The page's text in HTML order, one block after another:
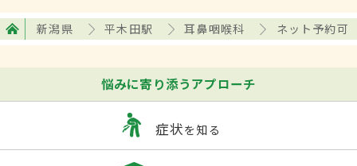
新潟県 平木田駅 耳鼻咽喉科 ネット予約可
悩みに寄り添うアプローチ
症状を知る